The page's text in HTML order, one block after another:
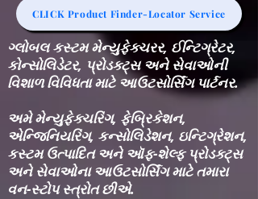
CLICK Product Finder-Locator Service
ગ્લોબલ કસ્ટમ મેન્યુફેક્ચરર, ઈન્ટિગ્રેટર,
કોન્સોલિડેટર, પ્રોડક્ટ્સ અને સેવાઓની
વિશાળ વિવિધતા માટે આઉટસોર્સિંગ પાર્ટનર.
અમે મેન્યુફેક્ચરિંગ, ફેબ્રિકેશન,
એન્જિનિયરિંગ, કન્સોલિડેશન, ઇન્ટિગ્રેશન,
કસ્ટમ ઉત્પાદિત અને ઑફ-શેલ્ફ પ્રોડક્ટ્સ
અને સેવાઓના આઉટસોર્સિંગ માટે તમારા
વન-સ્ટોપ સ્ત્રોત છીએ.